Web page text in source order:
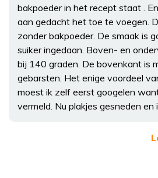
bakpoeder in het recept staat .
aan gedacht het toe te voegen.
zonder bakpoeder. De smaak is
suiker ingedaan. Boven- en
bij 140 graden. De bovenkant is
gebarsten. Het enige voordeel
moest ik zelf eerst googelen
vermeld. Nu plakjes gesneden en